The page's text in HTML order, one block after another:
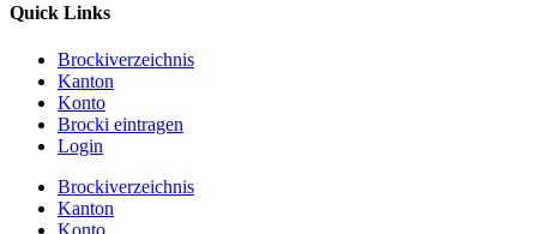
Quick Links
Brockiverzeichnis
Kanton
Konto
Brocki eintragen
Login
Brockiverzeichnis
Kanton
Konto